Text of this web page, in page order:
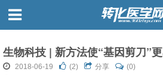
生物科技 | 新方法使“基因剪刀”
2018-06-19 (2) 分享
(0)